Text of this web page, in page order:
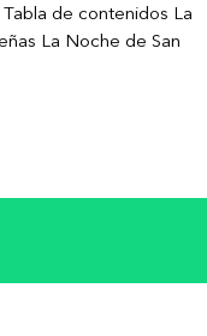
de contenidos La
La Noche de San